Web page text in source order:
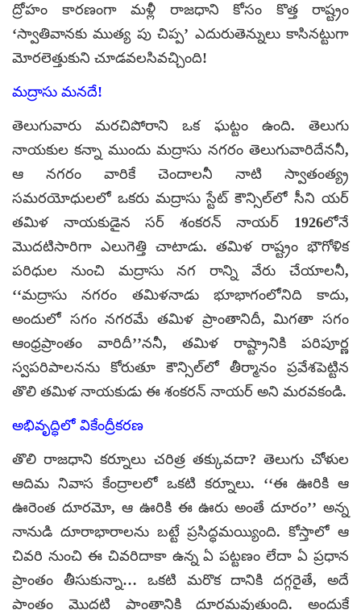
ద్రోహం కారణంగా మళ్లీ రాజధాని కోసం కొత్త రాష్ట్రం
‘స్వాతివానకు ముత్య పు చిప్ప’ ఎదురుతెన్నులు కాసినట్టుగా
మోరలెత్తుకుని చూడవలసివచ్చింది!
మద్రాసు మనదే!
తెలుగువారు మరచిపోరాని ఒక ఘట్టం ఉంది. తెలుగు
నాయకుల కన్నా ముందు మద్రాసు నగరం తెలుగువారిదేననీ,
ఆ నగరం వారికే చెందాలనీ నాటి స్వాతంత్య్ర
సమరయోధులలో ఒకరు మద్రాసు స్టేట్ కౌన్సిల్‌లో సీని యర్
తమిళ నాయకుడైన సర్ శంకరన్ నాయర్ 1926లోనే
మొదటిసారిగా ఎలుగెత్తి చాటాడు. తమిళ రాష్ట్రం భౌగోళిక
పరిధుల నుంచి మద్రాసు నగ రాన్ని వేరు చేయాలనీ,
‘‘మద్రాసు నగరం తమిళనాడు భూభాగంలోనిది కాదు,
అందులో సగం నగరమే తమిళ ప్రాంతానిదీ, మిగతా సగం
ఆంధ్రప్రాంతం వారిదీ’’ననీ, తమిళ రాష్ట్రానికి పరిపూర్ణ
స్వపరిపాలనను కోరుతూ కౌన్సిల్‌లో తీర్మానం ప్రవేశపెట్టిన
తొలి తమిళ నాయకుడు ఈ శంకరన్ నాయర్ అని మరవకండి.
అభివృద్ధిలో వికేంద్రీకరణ
తొలి రాజధాని కర్నూలు చరిత్ర తక్కువదా? తెలుగు చోళుల
ఆదిమ నివాస కేంద్రాలలో ఒకటి కర్నూలు. ‘‘ఈ ఊరికి ఆ
ఊరెంత దూరమో, ఆ ఊరికి ఈ ఊరు అంతే దూరం’’ అన్న
నానుడి దూరాభారాలను బట్టే ప్రసిద్ధమయ్యింది. కోస్తాలో ఆ
చివరి నుంచి ఈ చివరిదాకా ఉన్న ఏ పట్టణం లేదా ఏ ప్రధాన
ప్రాంతం తీసుకున్నా… ఒకటి మరొక దానికి దగ్గరైతే, అదే
ప్రాంతం మొదటి ప్రాంతానికి దూరమవుతుంది. అందుకే